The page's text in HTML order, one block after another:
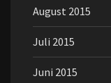
August 2015
Juli 2015
Juni 2015